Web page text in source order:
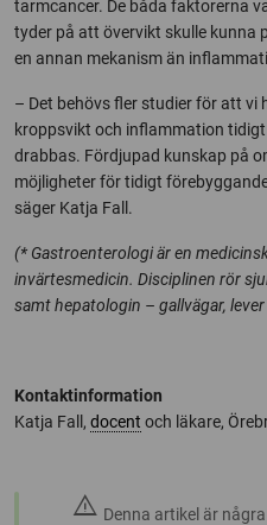
tarmcancer. De båda faktorerna
tyder på att övervikt skulle kunna
en annan mekanism än
– Det behövs fler studier för att vi
kroppsvikt och inflammation
drabbas. Fördjupad kunskap på
möjligheter för tidigt
säger Katja Fall.
(* Gastroenterologi är en
invärtesmedicin. Disciplinen rör
samt hepatologin – gallvägar,
Kontaktinformation
Katja Fall, docent och läkare,
warning Denna artikel är